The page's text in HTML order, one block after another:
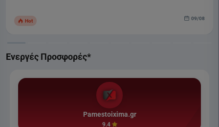
Hot 09/08
Ενεργές Προσφορές*
Pamestoixima.gr
9.4